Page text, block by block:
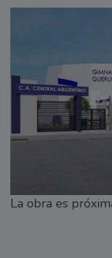
La obra es